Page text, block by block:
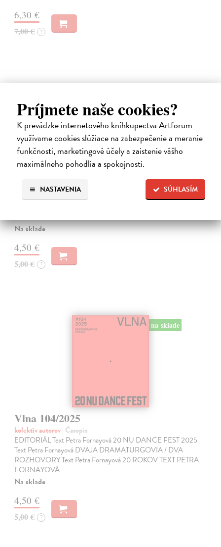
Príjmete naše cookies?
K prevádzke internetového kníhkupectva Artforum
využívame cookies slúžiace na zabezpečenie a meranie
funkčnosti, marketingové účely a zaistenie vášho
maximálneho pohodlia a spokojnosti.
SÚHLASÍM
NASTAVENIA
6,30 €
7,00 € ?
na sklade
Vlna 105/2025
kolektív autorov| Časopis
Na sklade
4,50 €
5,00 € ?
na sklade
Vlna 104/2025
kolektív autorov| Časopis
EDITORIÁL Text Petra Fornayová 20 NU DANCE FEST 2025
Text Petra Fornayová DVAJA DRAMATURGOVIA / DVA
ROZHOVORY Text Petra Fornayová 20 ROKOV TEXT PETRA
FORNAYOVÁ
Na sklade
4,50 €
5,00 € ?